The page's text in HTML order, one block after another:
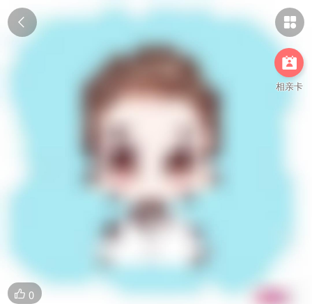
 

相亲卡
 0